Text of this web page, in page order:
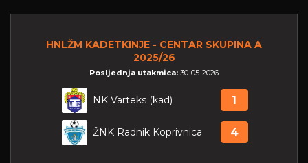
HNLŽM KADETKINJE - CENTAR SKUPINA A
2025/26
Posljednja utakmica: 30-05-2026
NK Varteks (kad) 1
ŽNK Radnik Koprivnica 4